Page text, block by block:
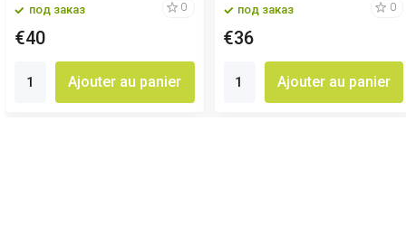
под заказ 0
€40
Ajouter au panier
под заказ 0
€36
Ajouter au panier